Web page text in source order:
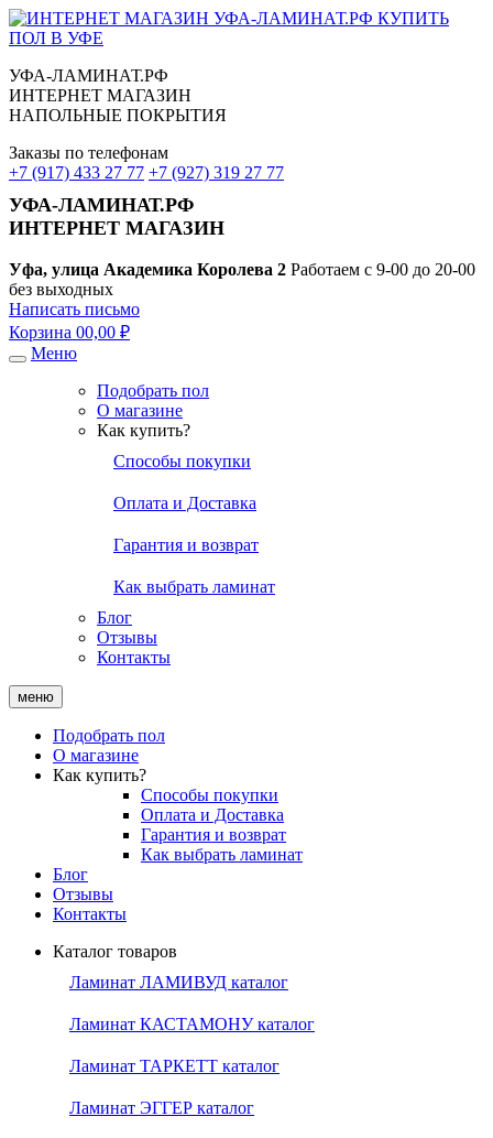
УФА-ЛАМИНАТ.РФ
ИНТЕРНЕТ МАГАЗИН
НАПОЛЬНЫЕ ПОКРЫТИЯ
Заказы по телефонам
+7 (917) 433 27 77 +7 (927) 319 27 77
УФА-ЛАМИНАТ.РФ
ИНТЕРНЕТ МАГАЗИН
Уфа, улица Академика Королева 2 Работаем с 9-00 до 20-00
без выходных
Написать письмо
Корзина 00,00 ₽
Меню
Подобрать пол
О магазине
Как купить?
Способы покупки
Оплата и Доставка
Гарантия и возврат
Как выбрать ламинат
Блог
Отзывы
Контакты
меню
Подобрать пол
О магазине
Как купить?
Способы покупки
Оплата и Доставка
Гарантия и возврат
Как выбрать ламинат
Блог
Отзывы
Контакты
Каталог товаров
Ламинат ЛАМИВУД каталог
Ламинат КАСТАМОНУ каталог
Ламинат ТАРКЕТТ каталог
Ламинат ЭГГЕР каталог